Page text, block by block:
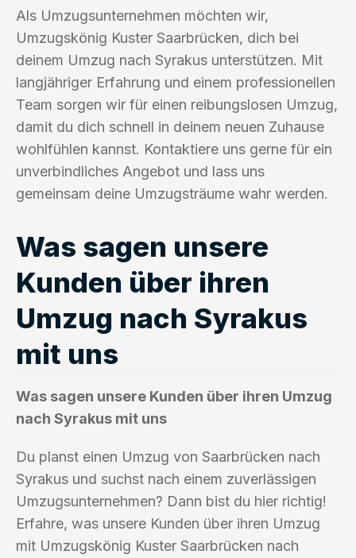
Als Umzugsunternehmen möchten wir,
Umzugskönig Kuster Saarbrücken, dich bei
deinem Umzug nach Syrakus unterstützen. Mit
langjähriger Erfahrung und einem professionellen
Team sorgen wir für einen reibungslosen Umzug,
damit du dich schnell in deinem neuen Zuhause
wohlfühlen kannst. Kontaktiere uns gerne für ein
unverbindliches Angebot und lass uns
gemeinsam deine Umzugsträume wahr werden.
Was sagen unsere
Kunden über ihren
Umzug nach Syrakus
mit uns
Was sagen unsere Kunden über ihren Umzug
nach Syrakus mit uns
Du planst einen Umzug von Saarbrücken nach
Syrakus und suchst nach einem zuverlässigen
Umzugsunternehmen? Dann bist du hier richtig!
Erfahre, was unsere Kunden über ihren Umzug
mit Umzugskönig Kuster Saarbrücken nach